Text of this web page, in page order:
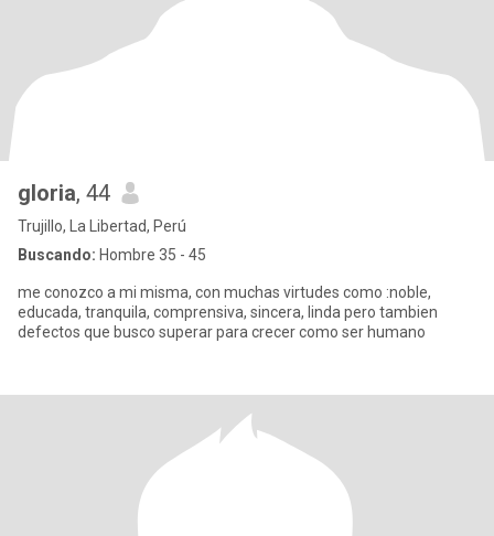
gloria, 44
Trujillo, La Libertad, Perú
Buscando: Hombre 35 - 45
me conozco a mi misma, con muchas virtudes como :noble,
educada, tranquila, comprensiva, sincera, linda pero tambien
defectos que busco superar para crecer como ser humano